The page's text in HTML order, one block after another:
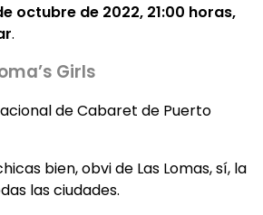
octubre de 2022, 21:00 horas,
.
Girls
bien, obvi de Las Lomas, sí, la
las ciudades.